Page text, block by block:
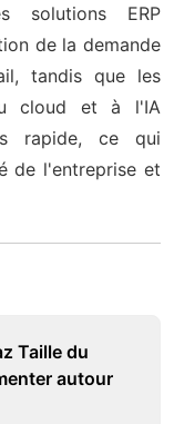
solutions ERP
de la demande
tandis que les
cloud et à l'IA
rapide, ce qui
de l'entreprise et
Taille du
autour